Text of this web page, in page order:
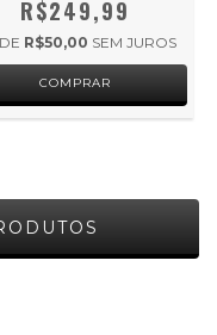
R$249,99
R$50,00 SEM JUROS